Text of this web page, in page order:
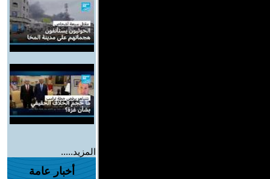
المزيد.....
أخبار عامة